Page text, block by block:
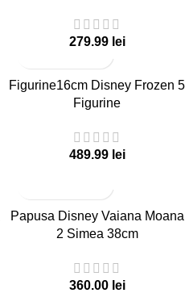
lei
Figurine16cm Disney Frozen 5
Figurine
lei
Papusa Disney Vaiana Moana
2 Simea 38cm
lei